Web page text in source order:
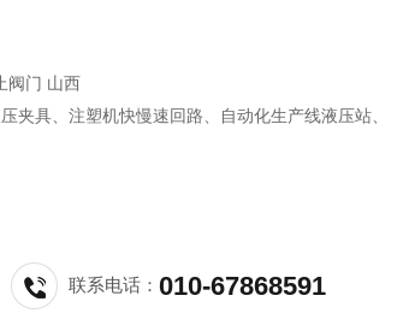
阀门 山西
夹具、注塑机快慢速回路、自动化生产线液压站、
联系电话：010-67868591